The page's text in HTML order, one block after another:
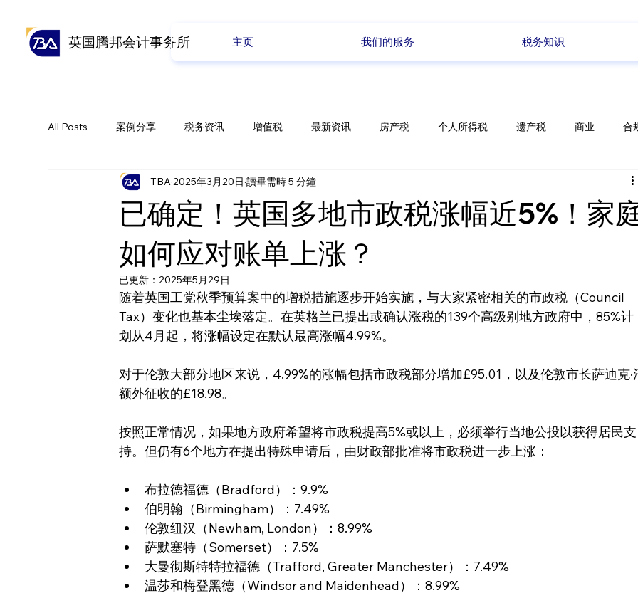
英国腾邦会计事务所 主页 我们的服务 税务知识
All Posts 案例分享 税务资讯 增值税 最新资讯 房产税 个人所得税 遗产税 商业 合
会计业务 养老金 公司业务
已确定！英国多地市政税涨幅近5%！家
如何应对账单上涨？
TBA2025年3月20日 讀畢需時 5 分鐘
已更新：2025年5月29日
随着英国工党秋季预算案中的增税措施逐步开始实施，与大家紧密相关的市政税（Council
Tax）变化也基本尘埃落定。在英格兰已提出或确认涨税的139个高级别地方政府中，85%计
划从4月起，将涨幅设定在默认最高涨幅4.99%。
对于伦敦大部分地区来说，4.99%的涨幅包括市政税部分增加£95.01，以及伦敦市长萨迪克·
额外征收的£18.98。
按照正常情况，如果地方政府希望将市政税提高5%或以上，必须举行当地公投以获得居民支
持。但仍有6个地方在提出特殊申请后，由财政部批准将市政税进一步上涨：
布拉德福德（Bradford）：9.9%
伯明翰（Birmingham）：7.49%
伦敦纽汉（Newham, London）：8.99%
萨默塞特（Somerset）：7.5%
大曼彻斯特特拉福德（Trafford, Greater Manchester）：7.49%
温莎和梅登黑德（Windsor and Maidenhead）：8.99%